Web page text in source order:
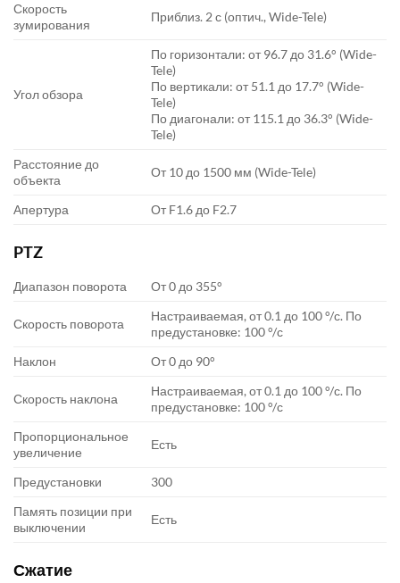
Скорость
зумирования
Приблиз. 2 с (оптич., Wide-Tele)
Угол обзора
По горизонтали: от 96.7 до 31.6° (Wide-
Tele)
По вертикали: от 51.1 до 17.7° (Wide-
Tele)
По диагонали: от 115.1 до 36.3° (Wide-
Tele)
Расстояние до
объекта
От 10 до 1500 мм (Wide-Tele)
Апертура От F1.6 до F2.7
PTZ
Диапазон поворота От 0 до 355°
Скорость поворота
Настраиваемая, от 0.1 до 100 °/с. По
предустановке: 100 °/с
Наклон
От 0 до 90°
Скорость наклона
Настраиваемая, от 0.1 до 100 °/с. По
предустановке: 100 °/с
Пропорциональное
увеличение
Есть
Предустановки
300
Память позиции при
выключении
Есть
Сжатие